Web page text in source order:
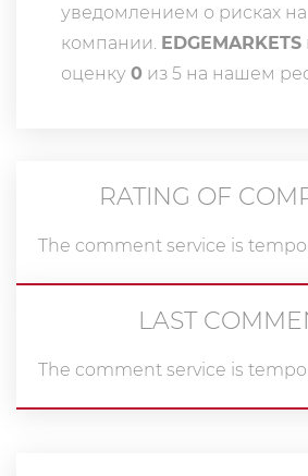
уведомлением о рисках на
компании. EDGEMARKETS
оценку 0 из 5 на нашем
RATING OF
The comment service is
LAST
The comment service is